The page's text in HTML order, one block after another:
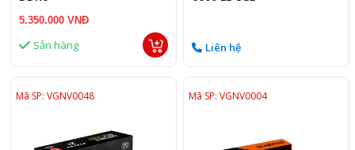
5.350.000 VNĐ
Sẵn hàng Liên hệ
Mã SP: VGNV0048 Mã SP: VGNV0004